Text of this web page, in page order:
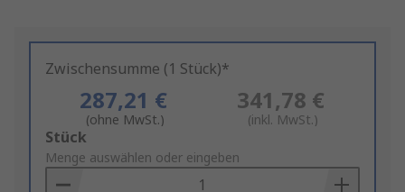
Zwischensumme (1 Stück)*
287,21 €
(ohne MwSt.)
341,78 €
(inkl. MwSt.)
Add
to
Basket
Stück
Menge auswählen oder eingeben